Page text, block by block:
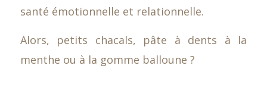
santé émotionnelle et relationnelle.
Alors, petits chacals, pâte à dents à la
menthe ou à la gomme balloune ?